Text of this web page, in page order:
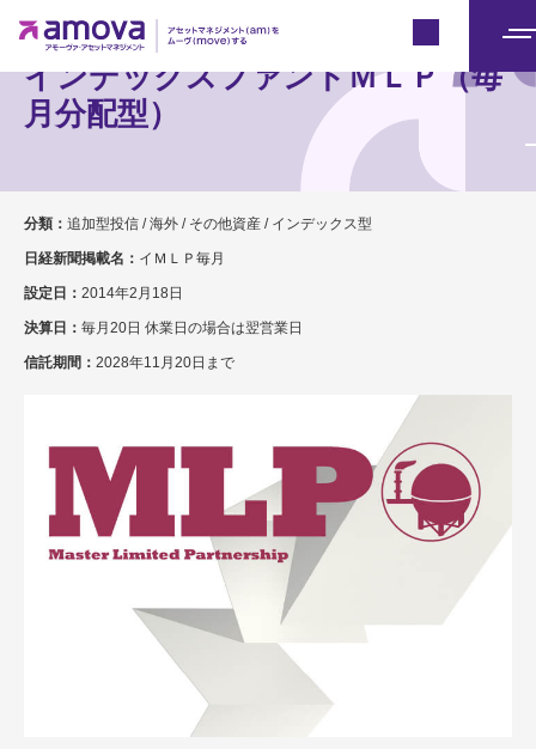
ニ
インデックスファンドＭＬＰ（毎
月分配型）
分類： 追加型投信 / 海外 / その他資産 / インデックス型
日経新聞掲載名： イＭＬＰ毎月
設定日： 2014年2月18日
決算日： 毎月20日 休業日の場合は翌営業日
信託期間： 2028年11月20日まで